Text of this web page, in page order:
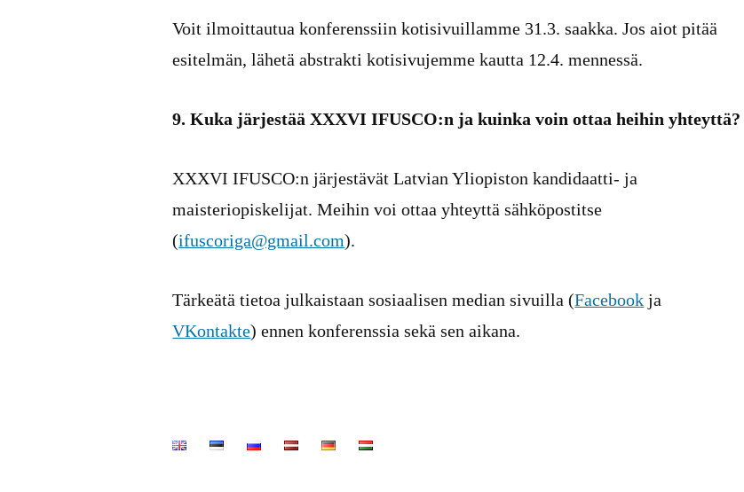
Voit ilmoittautua konferenssiin kotisivuillamme 31.3. saakka. Jos aiot pitää
esitelmän, lähetä abstrakti kotisivujemme kautta 12.4. mennessä.
9. Kuka järjestää XXXVI IFUSCO:n ja kuinka voin ottaa heihin yhteyttä?
XXXVI IFUSCO:n järjestävät Latvian Yliopiston kandidaatti- ja
maisteriopiskelijat. Meihin voi ottaa yhteyttä sähköpostitse
(ifuscoriga@gmail.com).
Tärkeätä tietoa julkaistaan sosiaalisen median sivuilla (Facebook ja
VKontakte) ennen konferenssia sekä sen aikana.